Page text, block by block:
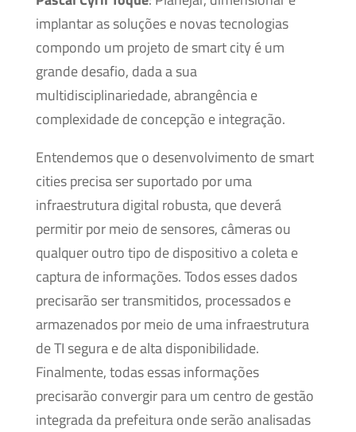
implantar as soluções e novas tecnologias
compondo um projeto de smart city é um
grande desafio, dada a sua
multidisciplinariedade, abrangência e
complexidade de concepção e integração.
Entendemos que o desenvolvimento de smart
cities precisa ser suportado por uma
infraestrutura digital robusta, que deverá
permitir por meio de sensores, câmeras ou
qualquer outro tipo de dispositivo a coleta e
captura de informações. Todos esses dados
precisarão ser transmitidos, processados e
armazenados por meio de uma infraestrutura
de TI segura e de alta disponibilidade.
Finalmente, todas essas informações
precisarão convergir para um centro de gestão
integrada da prefeitura onde serão analisadas